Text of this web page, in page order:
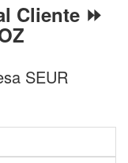
Cliente ⏩
SEUR